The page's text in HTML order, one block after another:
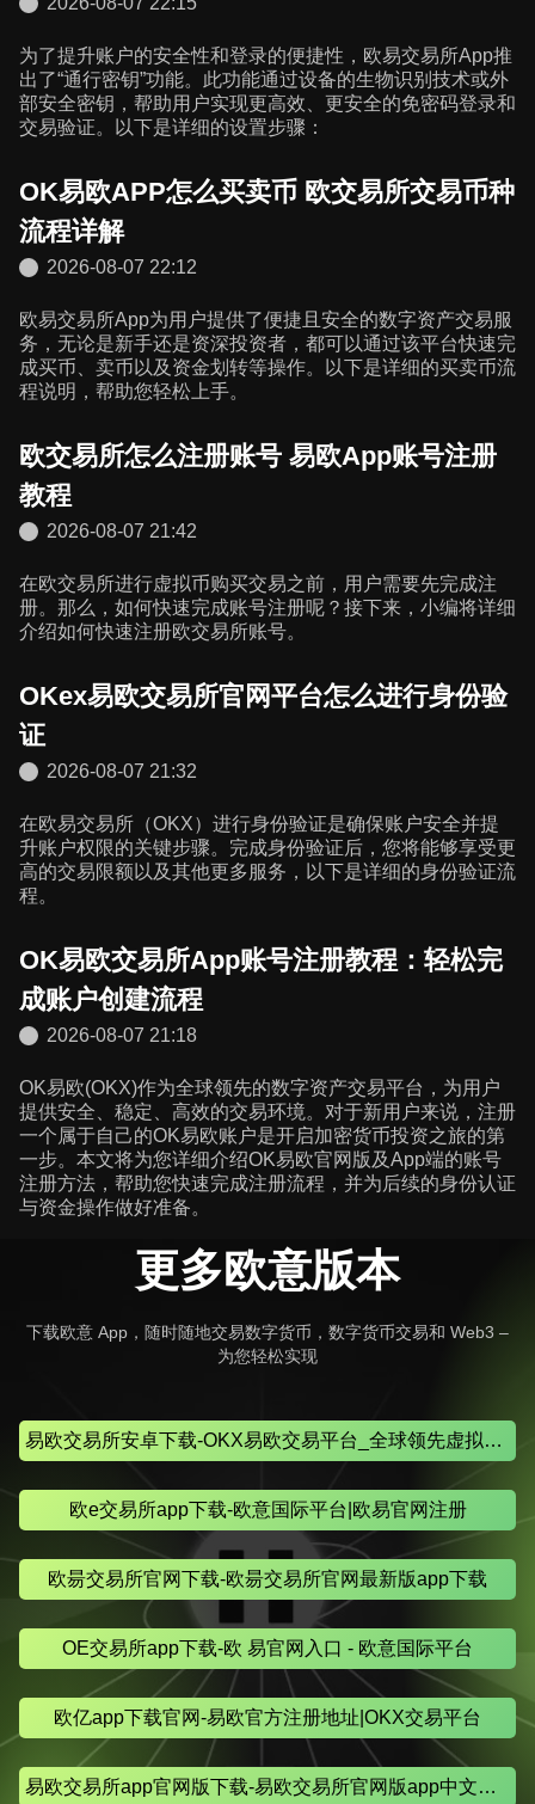
为了提升账户的安全性和登录的便捷性，欧易交易所App推
出了“通行密钥”功能。此功能通过设备的生物识别技术或外
部安全密钥，帮助用户实现更高效、更安全的免密码登录和
交易验证。以下是详细的设置步骤：
OK易欧APP怎么买卖币 欧交易所交易币种
流程详解
2026-08-07 22:12
欧易交易所App为用户提供了便捷且安全的数字资产交易服
务，无论是新手还是资深投资者，都可以通过该平台快速完
成买币、卖币以及资金划转等操作。以下是详细的买卖币流
程说明，帮助您轻松上手。
欧交易所怎么注册账号 易欧App账号注册
教程
2026-08-07 21:42
在欧交易所进行虚拟币购买交易之前，用户需要先完成注
册。那么，如何快速完成账号注册呢？接下来，小编将详细
介绍如何快速注册欧交易所账号。
OKex易欧交易所官网平台怎么进行身份验
证
2026-08-07 21:32
在欧易交易所（OKX）进行身份验证是确保账户安全并提
升账户权限的关键步骤。完成身份验证后，您将能够享受更
高的交易限额以及其他更多服务，以下是详细的身份验证流
程。
OK易欧交易所App账号注册教程：轻松完
成账户创建流程
2026-08-07 21:18
OK易欧(OKX)作为全球领先的数字资产交易平台，为用户
提供安全、稳定、高效的交易环境。对于新用户来说，注册
一个属于自己的OK易欧账户是开启加密货币投资之旅的第
一步。本文将为您详细介绍OK易欧官网版及App端的账号
注册方法，帮助您快速完成注册流程，并为后续的身份认证
与资金操作做好准备。
更多欧意版本
下载欧意 App，随时随地交易数字货币，数字货币交易和 Web3 –
为您轻松实现
易欧交易所安卓下载-OKX易欧交易平台_全球领先虚拟币交易
欧e交易所app下载-欧意国际平台|欧易官网注册
欧昜交易所官网下载-欧昜交易所官网最新版app下载
OE交易所app下载-欧 易官网入口 - 欧意国际平台
欧亿app下载官网-易欧官方注册地址|OKX交易平台
易欧交易所app官网版下载-易欧交易所官网版app中文版下载